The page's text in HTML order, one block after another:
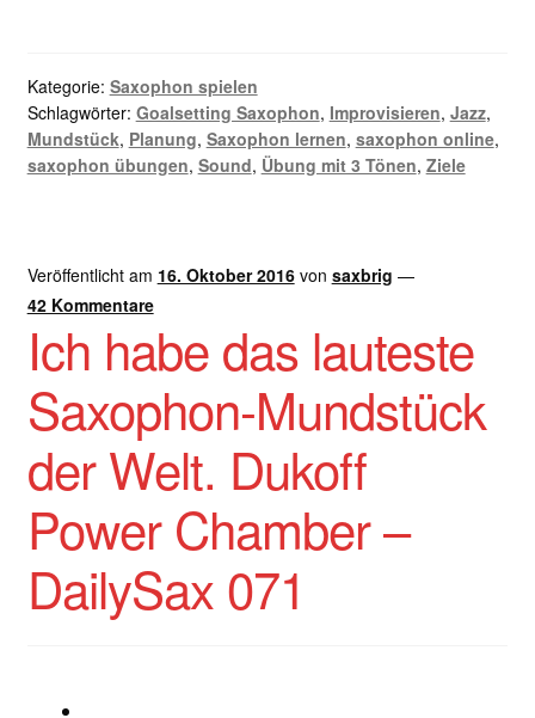
Kategorie: Saxophon spielen
Schlagwörter: Goalsetting Saxophon, Improvisieren, Jazz,
Mundstück, Planung, Saxophon lernen, saxophon online,
saxophon übungen, Sound, Übung mit 3 Tönen, Ziele
Veröffentlicht am 16. Oktober 2016 von saxbrig —
42 Kommentare
Ich habe das lauteste
Saxophon-Mundstück
der Welt. Dukoff
Power Chamber –
DailySax 071